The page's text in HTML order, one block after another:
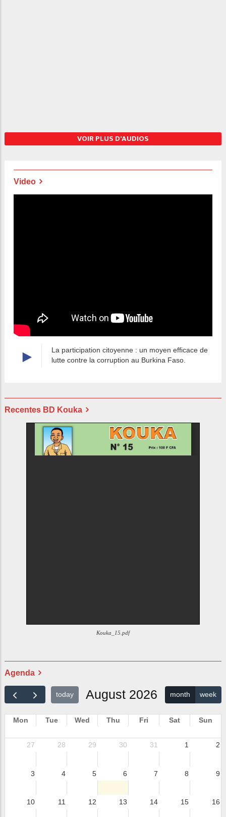
VOIR PLUS D'AUDIOS
Video
La participation citoyenne : un moyen efficace de
lutte contre la corruption au Burkina Faso.
Recentes BD Kouka
Kouka_15.pdf
Agenda
today August 2026 month week
Mon Tue Wed Thu Fri Sat Sun
27 28 29 30 31 1 2
3 4 5 6 7 8 9
10 11 12 13 14 15 16